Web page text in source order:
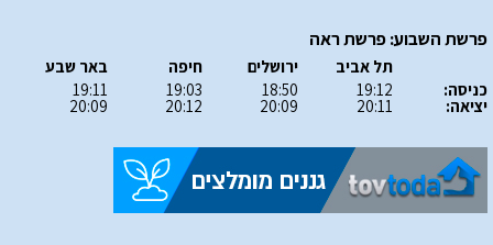
פרשת השבוע: פרשת ראה
כניסה:
יציאה:
תל אביב
19:12
20:11
ירושלים
18:50
20:09
חיפה
19:03
20:12
באר שבע
19:11
20:09